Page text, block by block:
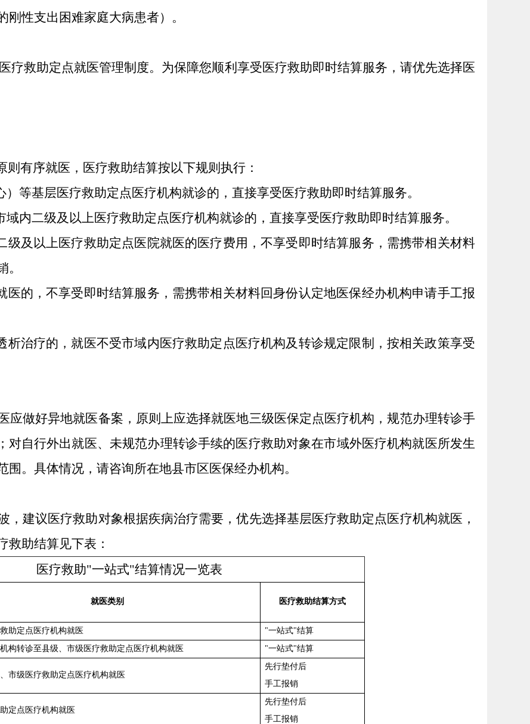
性支出困难家庭大病患者）。
疗救助定点就医管理制度。为保障您顺利享受医疗救助即时结算服务，请优先选择医
有序就医，医疗救助结算按以下规则执行：
等基层医疗救助定点医疗机构就诊的，直接享受医疗救助即时结算服务。
内二级及以上医疗救助定点医疗机构就诊的，直接享受医疗救助即时结算服务。
级及以上医疗救助定点医院就医的医疗费用，不享受即时结算服务，需携带相关材料
医的，不享受即时结算服务，需携带相关材料回身份认定地医保经办机构申请手工报
析治疗的，就医不受市域内医疗救助定点医疗机构及转诊规定限制，按相关政策享受
应做好异地就医备案，原则上应选择就医地三级医保定点医疗机构，规范办理转诊手
对自行外出就医、未规范办理转诊手续的医疗救助对象在市域外医疗机构就医所发生
。具体情况，请咨询所在地县市区医保经办机构。
，建议医疗救助对象根据疾病治疗需要，优先选择基层医疗救助定点医疗机构就医，
救助结算见下表：
医疗救助"一站式"结算情况一览表
就医类别 医疗救助结算方式
助定点医疗机构就医
"一站式"结算
构转诊至县级、市级医疗救助定点医疗机构就医
"一站式"结算
市级医疗救助定点医疗机构就医
先行垫付后
手工报销
定点医疗机构就医
先行垫付后
手工报销